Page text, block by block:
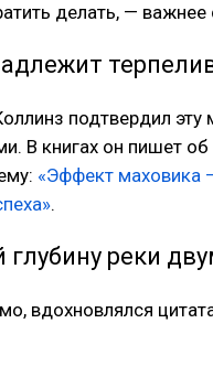
делать, — важнее
подтвердил
В книгах он пишет
«Эффект маховика
.
глубину реки
вдохновлялся